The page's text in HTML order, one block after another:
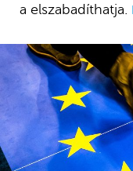
a elszabadíthatja.